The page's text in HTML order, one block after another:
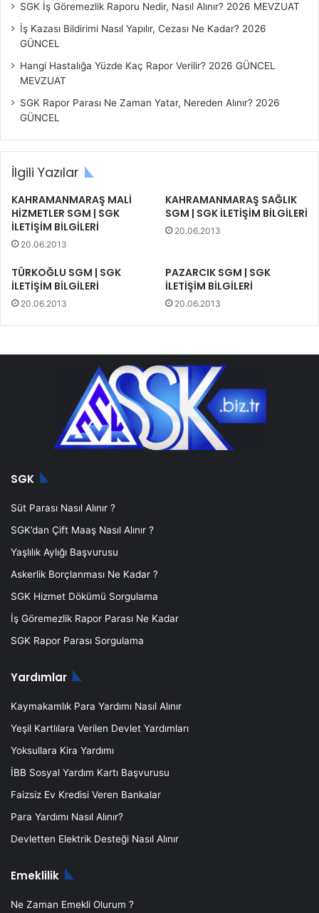
SGK İş Göremezlik Raporu Nedir, Nasıl Alınır? 2026 MEVZUAT
İş Kazası Bildirimi Nasıl Yapılır, Cezası Ne Kadar? 2026
GÜNCEL
Hangi Hastalığa Yüzde Kaç Rapor Verilir? 2026 GÜNCEL
MEVZUAT
SGK Rapor Parası Ne Zaman Yatar, Nereden Alınır? 2026
GÜNCEL
İlgili Yazılar
KAHRAMANMARAŞ MALİ
HİZMETLER SGM | SGK
İLETİŞİM BİLGİLERİ
20.06.2013
KAHRAMANMARAŞ SAĞLIK
SGM | SGK İLETİŞİM BİLGİLERİ
20.06.2013
TÜRKOĞLU SGM | SGK
İLETİŞİM BİLGİLERİ
20.06.2013
PAZARCIK SGM | SGK
İLETİŞİM BİLGİLERİ
20.06.2013
SGK
Süt Parası Nasıl Alınır ?
SGK’dan Çift Maaş Nasıl Alınır ?
Yaşlılık Aylığı Başvurusu
Askerlik Borçlanması Ne Kadar ?
SGK Hizmet Dökümü Sorgulama
İş Göremezlik Rapor Parası Ne Kadar
SGK Rapor Parası Sorgulama
Yardımlar
Kaymakamlık Para Yardımı Nasıl Alınır
Yeşil Kartlılara Verilen Devlet Yardımları
Yoksullara Kira Yardımı
İBB Sosyal Yardım Kartı Başvurusu
Faizsiz Ev Kredisi Veren Bankalar
Para Yardımı Nasıl Alınır?
Devletten Elektrik Desteği Nasıl Alınır
Emeklilik
Ne Zaman Emekli Olurum ?